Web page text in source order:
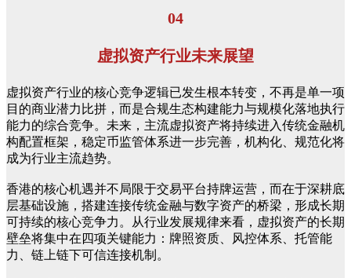
04
虚拟资产行业未来展望
虚拟资产行业的核心竞争逻辑已发生根本转变，不再是单一项
目的商业潜力比拼，而是合规生态构建能力与规模化落地执行
能力的综合竞争。未来，主流虚拟资产将持续进入传统金融机
构配置框架，稳定币监管体系进一步完善，机构化、规范化将
成为行业主流趋势。
香港的核心机遇并不局限于交易平台持牌运营，而在于深耕底
层基础设施，搭建连接传统金融与数字资产的桥梁，形成长期
可持续的核心竞争力。从行业发展规律来看，虚拟资产的长期
壁垒将集中在四项关键能力：牌照资质、风控体系、托管能
力、链上链下可信连接机制。